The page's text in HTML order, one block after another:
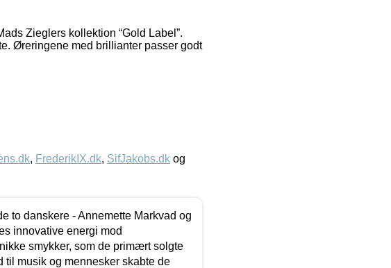
Zieglers kollektion “Gold Label”.
Øreringene med brillianter passer godt
, FrederikIX.dk, SifJakobs.dk og
to danskere - Annemette Markvad og
innovative energi mod
smykker, som de primært solgte
musik og mennesker skabte de